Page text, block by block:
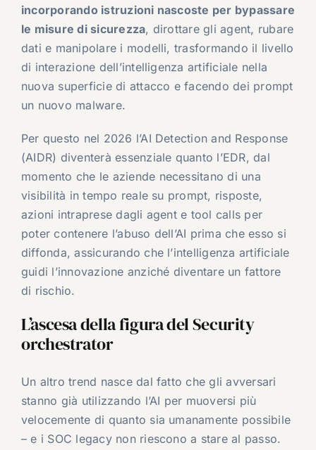
incorporando istruzioni nascoste per bypassare
le misure di sicurezza, dirottare gli agent, rubare
dati e manipolare i modelli, trasformando il livello
di interazione dell’intelligenza artificiale nella
nuova superficie di attacco e facendo dei prompt
un nuovo malware.
Per questo nel 2026 l’AI Detection and Response
(AIDR) diventerà essenziale quanto l’EDR, dal
momento che le aziende necessitano di una
visibilità in tempo reale su prompt, risposte,
azioni intraprese dagli agent e tool calls per
poter contenere l’abuso dell’AI prima che esso si
diffonda, assicurando che l’intelligenza artificiale
guidi l’innovazione anziché diventare un fattore
di rischio.
L’ascesa della figura del Security
orchestrator
Un altro trend nasce dal fatto che gli avversari
stanno già utilizzando l’AI per muoversi più
velocemente di quanto sia umanamente possibile
– e i SOC legacy non riescono a stare al passo.